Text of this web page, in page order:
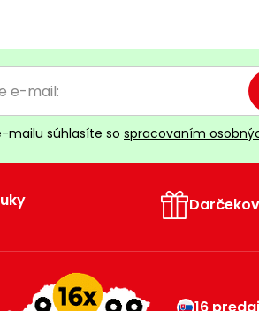
mailu súhlasíte so spracovaním
16